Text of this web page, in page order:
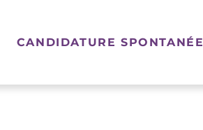
CANDIDATURE SPONTANÉE